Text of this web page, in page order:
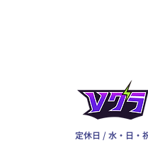
定休日 / 水・日・